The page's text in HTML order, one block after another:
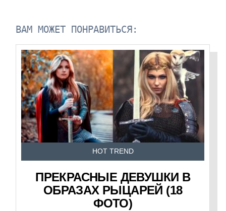
ВАМ МОЖЕТ ПОНРАВИТЬСЯ:
HOT TREND
ПРЕКРАСНЫЕ ДЕВУШКИ В
ОБРАЗАХ РЫЦАРЕЙ (18
ФОТО)